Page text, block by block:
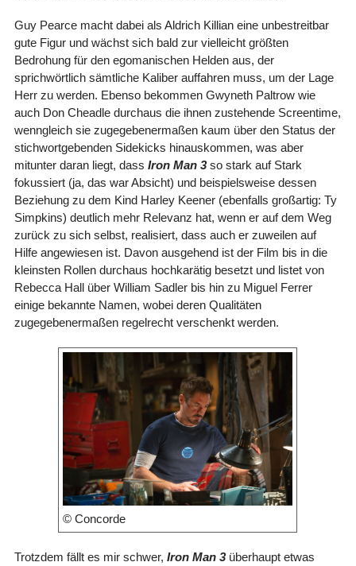
Guy Pearce macht dabei als Aldrich Killian eine unbestreitbar
gute Figur und wächst sich bald zur vielleicht größten
Bedrohung für den egomanischen Helden aus, der
sprichwörtlich sämtliche Kaliber auffahren muss, um der Lage
Herr zu werden. Ebenso bekommen Gwyneth Paltrow wie
auch Don Cheadle durchaus die ihnen zustehende Screentime,
wenngleich sie zugegebenermaßen kaum über den Status der
stichwortgebenden Sidekicks hinauskommen, was aber
mitunter daran liegt, dass Iron Man 3so stark auf Stark
fokussiert (ja, das war Absicht) und beispielsweise dessen
Beziehung zu dem Kind Harley Keener (ebenfalls großartig: Ty
Simpkins) deutlich mehr Relevanz hat, wenn er auf dem Weg
zurück zu sich selbst, realisiert, dass auch er zuweilen auf
Hilfe angewiesen ist. Davon ausgehend ist der Film bis in die
kleinsten Rollen durchaus hochkarätig besetzt und listet von
Rebecca Hall über William Sadler bis hin zu Miguel Ferrer
einige bekannte Namen, wobei deren Qualitäten
zugegebenermaßen regelrecht verschenkt werden.
© Concorde
Trotzdem fällt es mir schwer, Iron Man 3überhaupt etwas